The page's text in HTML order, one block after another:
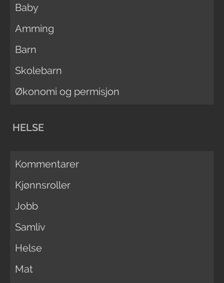
Baby
Amming
Barn
Skolebarn
Økonomi og permisjon
HELSE
Kommentarer
Kjønnsroller
Jobb
Samliv
Helse
Mat